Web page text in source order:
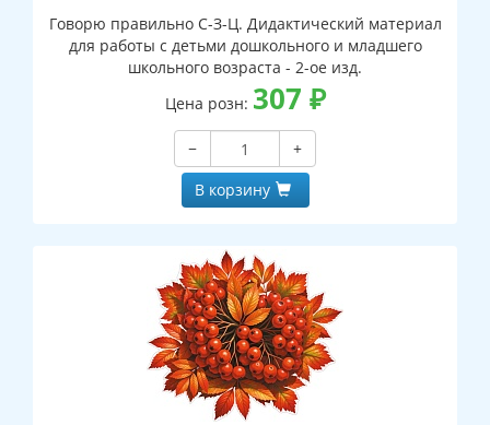
Говорю правильно С-З-Ц. Дидактический материал
для работы с детьми дошкольного и младшего
школьного возраста - 2-ое изд.
Цена розн: 307 ₽
−
+
В корзину